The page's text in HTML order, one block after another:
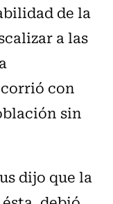
de la
a las
con
sin
dijo que la